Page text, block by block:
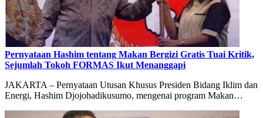
Pernyataan Hashim tentang Makan Bergizi Gratis Tuai Kritik,
Sejumlah Tokoh FORMAS Ikut Menanggapi
JAKARTA – Pernyataan Utusan Khusus Presiden Bidang Iklim dan
Energi, Hashim Djojohadikusumo, mengenai program Makan…